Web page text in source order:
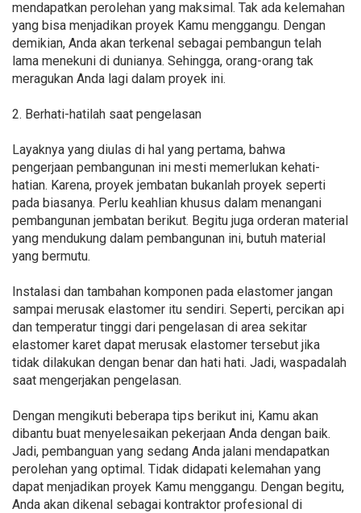
mendapatkan perolehan yang maksimal. Tak ada kelemahan
yang bisa menjadikan proyek Kamu menggangu. Dengan
demikian, Anda akan terkenal sebagai pembangun telah
lama menekuni di dunianya. Sehingga, orang-orang tak
meragukan Anda lagi dalam proyek ini.
2. Berhati-hatilah saat pengelasan
Layaknya yang diulas di hal yang pertama, bahwa
pengerjaan pembangunan ini mesti memerlukan kehati-
hatian. Karena, proyek jembatan bukanlah proyek seperti
pada biasanya. Perlu keahlian khusus dalam menangani
pembangunan jembatan berikut. Begitu juga orderan material
yang mendukung dalam pembangunan ini, butuh material
yang bermutu.
Instalasi dan tambahan komponen pada elastomer jangan
sampai merusak elastomer itu sendiri. Seperti, percikan api
dan temperatur tinggi dari pengelasan di area sekitar
elastomer karet dapat merusak elastomer tersebut jika
tidak dilakukan dengan benar dan hati hati. Jadi, waspadalah
saat mengerjakan pengelasan.
Dengan mengikuti beberapa tips berikut ini, Kamu akan
dibantu buat menyelesaikan pekerjaan Anda dengan baik.
Jadi, pembanguan yang sedang Anda jalani mendapatkan
perolehan yang optimal. Tidak didapati kelemahan yang
dapat menjadikan proyek Kamu menggangu. Dengan begitu,
Anda akan dikenal sebagai kontraktor profesional di